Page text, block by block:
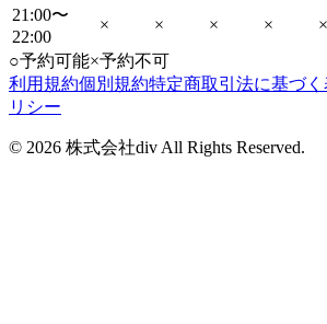
21:00〜
22:00
× × × × ×
○予約可能×予約不可
利用規約個別規約特定商取引法に基づ
リシー
© 2026 株式会社div All Rights Reserved.